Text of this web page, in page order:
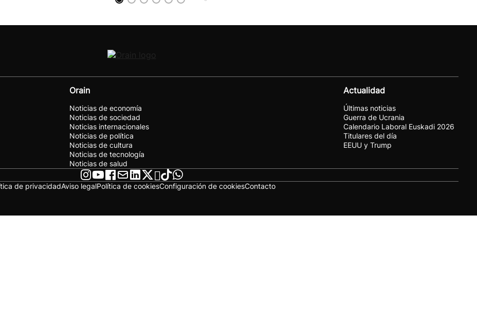
Orain
Noticias de economía
Noticias de sociedad
Noticias internacionales
Noticias de política
Noticias de cultura
Noticias de tecnología
Noticias de salud
Actualidad
Últimas noticias
Guerra de Ucrania
Calendario Laboral Euskadi 2026
Titulares del día
EEUU y Trump
de privacidadAviso legalPolítica de cookiesConfiguración de cookiesContacto